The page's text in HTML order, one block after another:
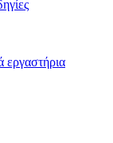
εργαστήρια